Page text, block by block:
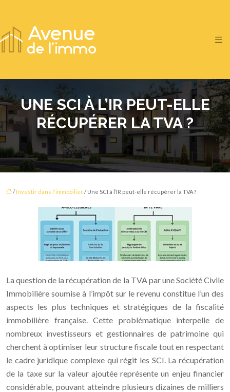
UNE SCI À L’IR PEUT-ELLE
RÉCUPÉRER LA TVA ?
/ Investir dans l'immobilier/ Une SCI à l’IR peut-elle récupérer la TVA ?
La question de la récupération de la TVA par une Société Civile
Immobilière soumise à l’impôt sur le revenu constitue l’un des
aspects les plus techniques et stratégiques de la fiscalité
immobilière française. Cette problématique interpelle de
nombreux investisseurs et gestionnaires de patrimoine qui
cherchent à optimiser leur structure fiscale tout en respectant
le cadre juridique complexe qui régit les SCI. La récupération
de la taxe sur la valeur ajoutée représente un enjeu financier
considérable, pouvant atteindre plusieurs dizaines de milliers